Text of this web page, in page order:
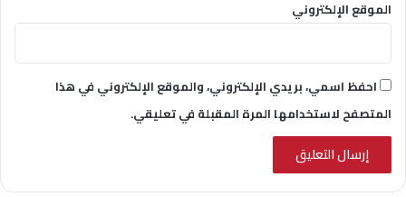
الموقع الإلكتروني
احفظ اسمي، بريدي الإلكتروني، والموقع الإلكتروني في هذا
المتصفح لاستخدامها المرة المقبلة في تعليقي.